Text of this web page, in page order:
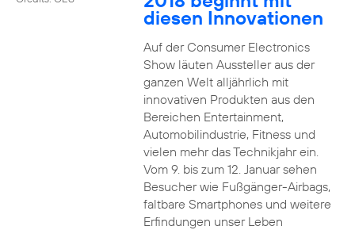
diesen Innovationen
Auf der Consumer Electronics
Show läuten Aussteller aus der
ganzen Welt alljährlich mit
innovativen Produkten aus den
Bereichen Entertainment,
Automobilindustrie, Fitness und
vielen mehr das Technikjahr ein.
Vom 9. bis zum 12. Januar sehen
Besucher wie Fußgänger-Airbags,
faltbare Smartphones und weitere
Erfindungen unser Leben